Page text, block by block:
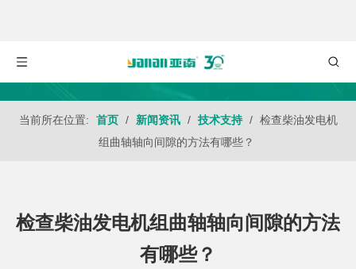
当前所在位置: 首页 / 新闻资讯 / 技术支持 / 检查柴油发电机
组曲轴轴向间隙的方法有哪些？
检查柴油发电机组曲轴轴向间隙的方法
有哪些？